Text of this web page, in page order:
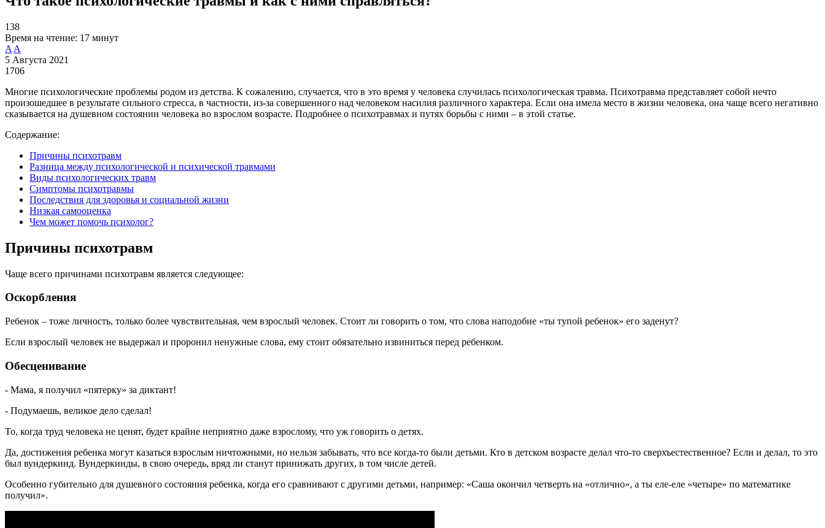
138
Время на чтение: 17 минут
A A
5 Августа 2021
1706
Многие психологические проблемы родом из детства. К сожалению, случается, что в это время у человека случилась психологическая травма. Психотравма представляет собой нечто
произошедшее в результате сильного стресса, в частности, из-за совершенного над человеком насилия различного характера. Если она имела место в жизни человека, она чаще всего негативно
сказывается на душевном состоянии человека во взрослом возрасте. Подробнее о психотравмах и путях борьбы с ними – в этой статье.
Содержание:
Причины психотравм
Разница между психологической и психической травмами
Виды психологических травм
Симптомы психотравмы
Последствия для здоровья и социальной жизни
Низкая самооценка
Чем может помочь психолог?
Причины психотравм
Чаще всего причинами психотравм является следующее:
Оскорбления
Ребенок – тоже личность, только более чувствительная, чем взрослый человек. Стоит ли говорить о том, что слова наподобие «ты тупой ребенок» его заденут?
Если взрослый человек не выдержал и проронил ненужные слова, ему стоит обязательно извиниться перед ребенком.
Обесценивание
- Мама, я получил «пятерку» за диктант!
- Подумаешь, великое дело сделал!
То, когда труд человека не ценят, будет крайне неприятно даже взрослому, что уж говорить о детях.
Да, достижения ребенка могут казаться взрослым ничтожными, но нельзя забывать, что все когда-то были детьми. Кто в детском возрасте делал что-то сверхъестественное? Если и делал, то это
был вундеркинд. Вундеркинды, в свою очередь, вряд ли станут принижать других, в том числе детей.
Особенно губительно для душевного состояния ребенка, когда его сравнивают с другими детьми, например: «Саша окончил четверть на «отлично», а ты еле-еле «четыре» по математике
получил».